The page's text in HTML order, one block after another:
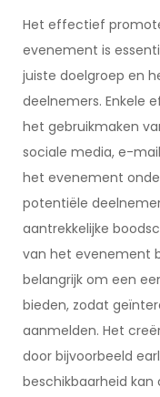
Het effectief
evenement is
juiste doelgroep en
deelnemers. Enkele
het gebruikmaken
sociale media, e-
het evenement
potentiële
aantrekkelijke
van het evenement
belangrijk om een
bieden, zodat
aanmelden. Het
door bijvoorbeeld
beschikbaarheid